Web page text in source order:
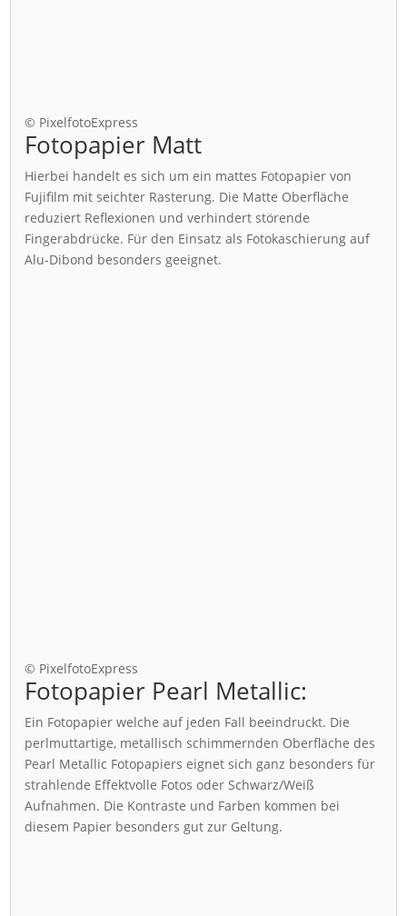
© PixelfotoExpress
Fotopapier Matt
Hierbei handelt es sich um ein mattes Fotopapier von
Fujifilm mit seichter Rasterung. Die Matte Oberfläche
reduziert Reflexionen und verhindert störende
Fingerabdrücke. Für den Einsatz als Fotokaschierung auf
Alu-Dibond besonders geeignet.
© PixelfotoExpress
Fotopapier Pearl Metallic:
Ein Fotopapier welche auf jeden Fall beeindruckt. Die
perlmuttartige, metallisch schimmernden Oberfläche des
Pearl Metallic Fotopapiers eignet sich ganz besonders für
strahlende Effektvolle Fotos oder Schwarz/Weiß
Aufnahmen. Die Kontraste und Farben kommen bei
diesem Papier besonders gut zur Geltung.